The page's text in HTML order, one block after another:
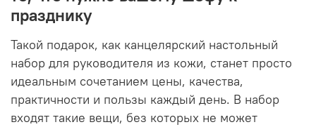
празднику
Такой подарок, как канцелярский настольный
набор для руководителя из кожи, станет просто
идеальным сочетанием цены, качества,
практичности и пользы каждый день. В набор
входят такие вещи, без которых не может